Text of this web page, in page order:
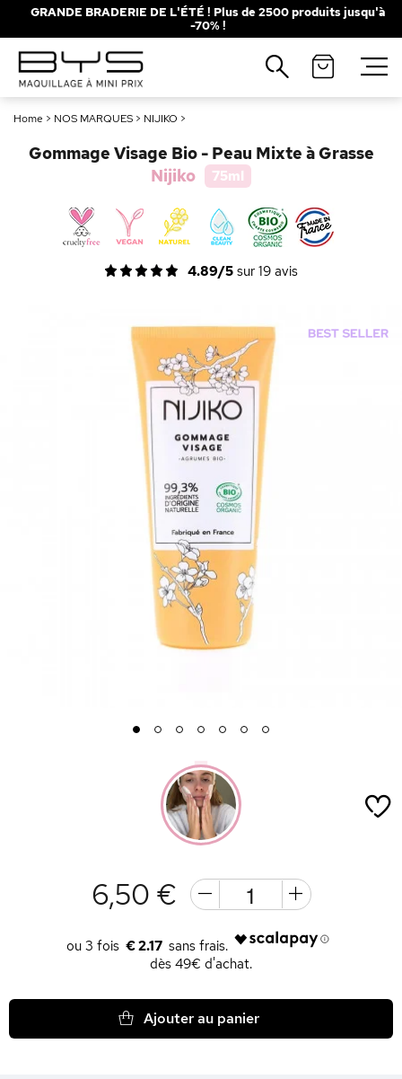
GRANDE BRADERIE DE L'ÉTÉ ! Plus de 2500 produits jusqu'à
-70% !
Home > NOS MARQUES > NIJIKO >
Gommage Visage Bio - Peau Mixte à Grasse
Nijiko
75ml
4.89/5 sur 19 avis
1 2 3 4 5 6 7
6,50 €
€ 2.17
dès 49€ d'achat.
Ajouter au panier
Fermer
Recherches populaires
Mascara
Solaire
Blush
Rouge à Lèvres